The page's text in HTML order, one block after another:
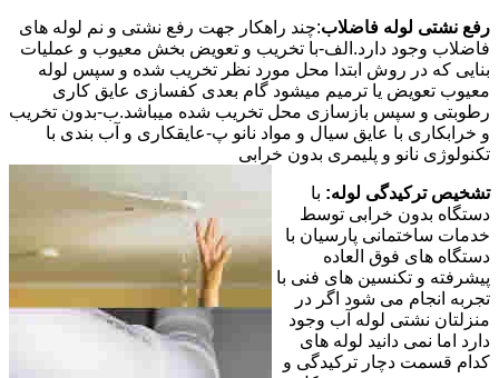
رفع نشتی لوله فاضلاب:چند راهکار جهت رفع نشتی و نم لوله های
فاضلاب وجود دارد.الف-با تخریب و تعویض بخش معیوب و عملیات
بنایی که در روش ابتدا محل مورد نظر تخریب شده و سپس لوله
معیوب تعویض یا ترمیم میشود گام بعدی کفسازی عایق کاری
رطوبتی و سپس بازسازی محل تخریب شده میباشد.ب-بدون تخریب
و خرابکاری با عایق سیال و مواد نانو پ-عایقکاری و آب بندی با
تکنولوژی نانو و پلیمری بدون خرابی
تشخیص ترکیدگی لوله: با
دستگاه بدون خرابی توسط
خدمات ساختمانی پارسیان با
دستگاه های فوق العاده
پیشرفته و تکنسین های فنی با
تجربه انجام می شود اگر در
منزلتان نشتی لوله آب وجود
دارد اما نمی دانید لوله های
کدام قسمت دچار ترکیدگی و